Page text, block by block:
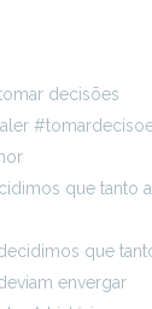
que tanto a